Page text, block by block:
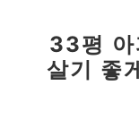
33평 아
살기 좋